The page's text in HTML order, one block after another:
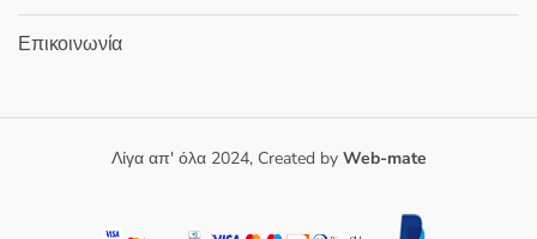
Επικοινωνία
Λίγα απ' όλα 2024, Created by Web-mate